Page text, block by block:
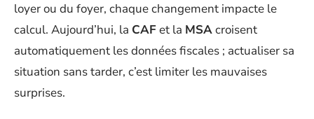
loyer ou du foyer, chaque changement impacte le
calcul. Aujourd’hui, la CAFet la MSAcroisent
automatiquement les données fiscales ; actualiser sa
situation sans tarder, c’est limiter les mauvaises
surprises.